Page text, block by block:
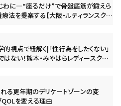
わに―“座るだけ”で骨盤底筋が鍛えら
法を提案する【大阪・ルティランスクリ
視点で紐解く|「性行為をしたくない」
ない！熊本・みやはらレディースクリ
る更年期のデリケートゾーンの変
を変える理由